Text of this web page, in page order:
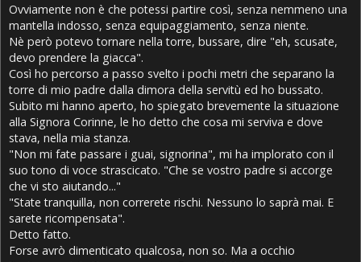
Ovviamente non è che potessi partire così, senza nemmeno una
mantella indosso, senza equipaggiamento, senza niente.
Nè però potevo tornare nella torre, bussare, dire "eh, scusate,
devo prendere la giacca".
Così ho percorso a passo svelto i pochi metri che separano la
torre di mio padre dalla dimora della servitù ed ho bussato.
Subito mi hanno aperto, ho spiegato brevemente la situazione
alla Signora Corinne, le ho detto che cosa mi serviva e dove
stava, nella mia stanza.
"Non mi fate passare i guai, signorina", mi ha implorato con il
suo tono di voce strascicato. "Che se vostro padre si accorge
che vi sto aiutando..."
"State tranquilla, non correrete rischi. Nessuno lo saprà mai. E
sarete ricompensata".
Detto fatto.
Forse avrò dimenticato qualcosa, non so. Ma a occhio